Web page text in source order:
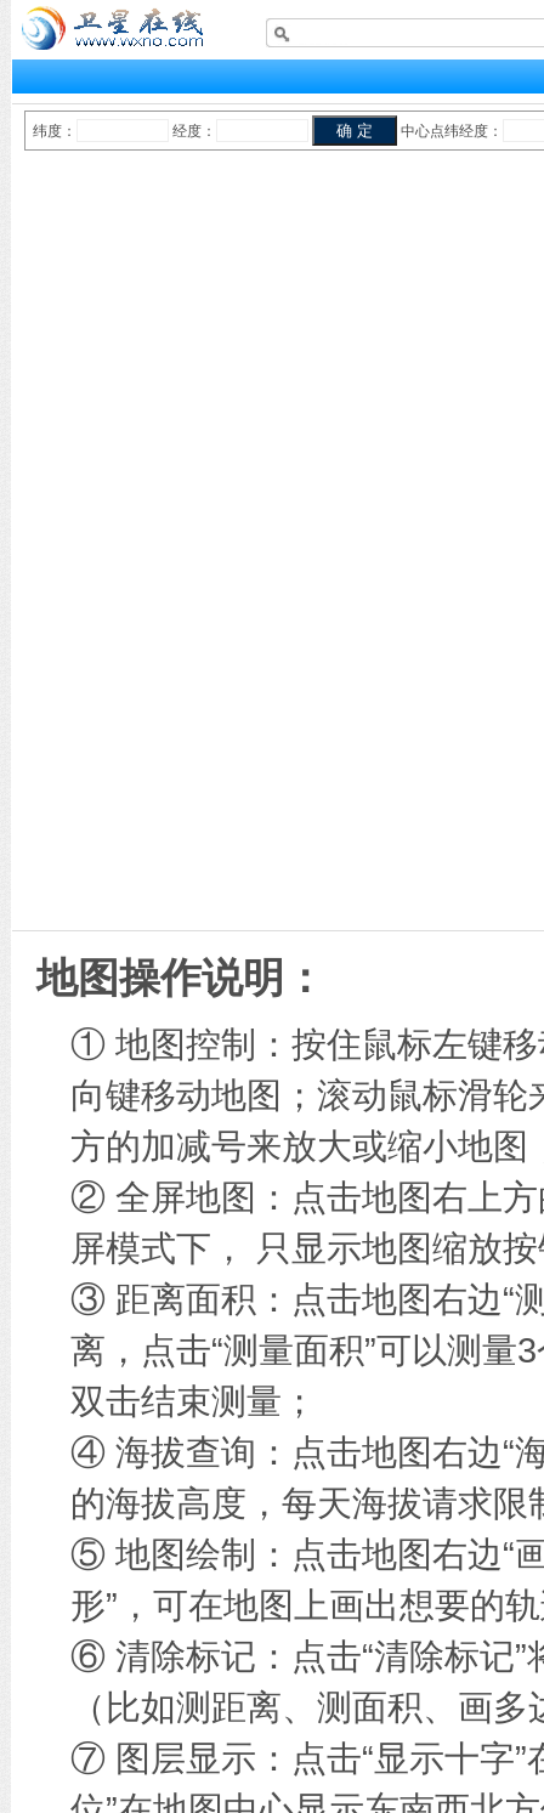
纬度： 经度： 中心点纬经度：
地图操作说明：
① 地图控制：按住鼠标左键
向键移动地图；滚动鼠标滑
方的加减号来放大或缩小地图
② 全屏地图：点击地图右上方
屏模式下， 只显示地图缩放
③ 距离面积：点击地图右边“
离，点击“测量面积”可以测量
双击结束测量；
④ 海拔查询：点击地图右边“
的海拔高度，每天海拔请求
⑤ 地图绘制：点击地图右边“画
形”，可在地图上画出想要的
⑥ 清除标记：点击“清除标记
（比如测距离、测面积、画多
⑦ 图层显示：点击“显示十字”